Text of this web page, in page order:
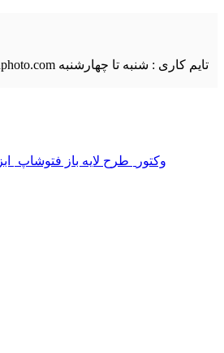
تایم کاری : شنبه تا چهارشنبه
وکتور طرح لایه باز فتوشاپ